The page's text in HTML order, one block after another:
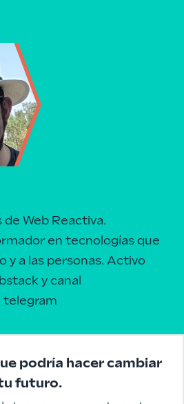
Web Reactiva.
en tecnologías que
y a las personas. Activo
y canal
telegram
podría hacer cambiar
futuro.